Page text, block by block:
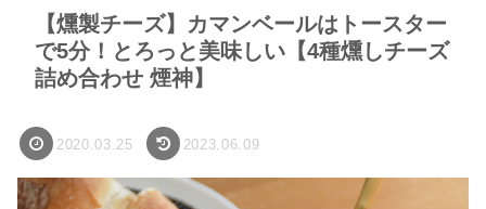
【燻製チーズ】カマンベールはトースター
で5分！とろっと美味しい【4種燻しチーズ
詰め合わせ 煙神】
2020.03.25 2023.06.09